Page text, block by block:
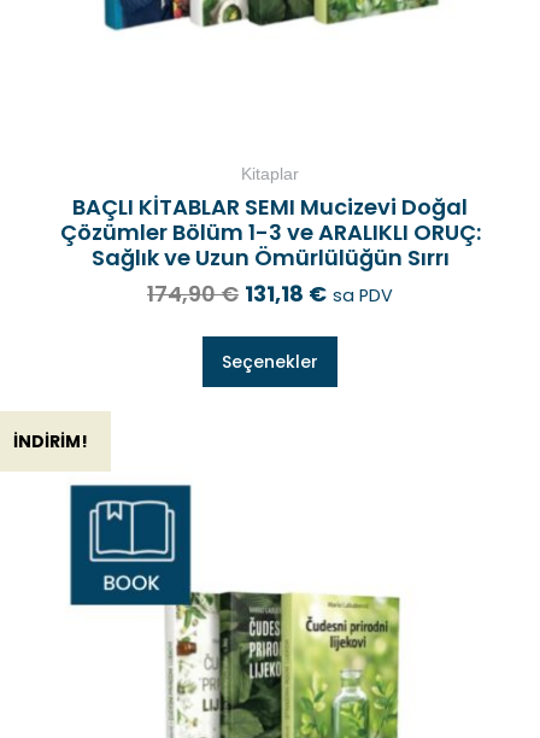
Kitaplar
BAÇLI KİTABLAR SEMI Mucizevi Doğal
Çözümler Bölüm 1-3 ve ARALIKLI ORUÇ:
Sağlık ve Uzun Ömürlülüğün Sırrı
174,90€ 131,18 € sa PDV
Seçenekler
İNDIRIM!